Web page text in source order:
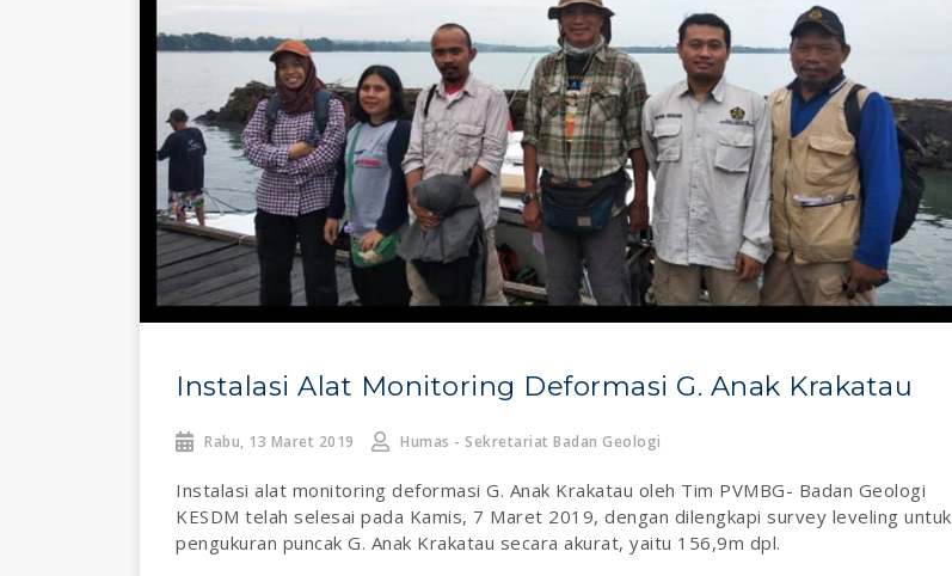
Instalasi Alat Monitoring Deformasi G. Anak Krakatau
Rabu, 13 Maret 2019 Humas - Sekretariat Badan Geologi
Instalasi alat monitoring deformasi G. Anak Krakatau oleh Tim PVMBG- Badan Geologi
KESDM telah selesai pada Kamis, 7 Maret 2019, dengan dilengkapi survey leveling untuk
pengukuran puncak G. Anak Krakatau secara akurat, yaitu 156,9m dpl.